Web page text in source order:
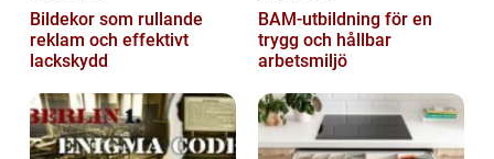
Bildekor som rullande
reklam och effektivt
lackskydd
BAM-utbildning för en
trygg och hållbar
arbetsmiljö